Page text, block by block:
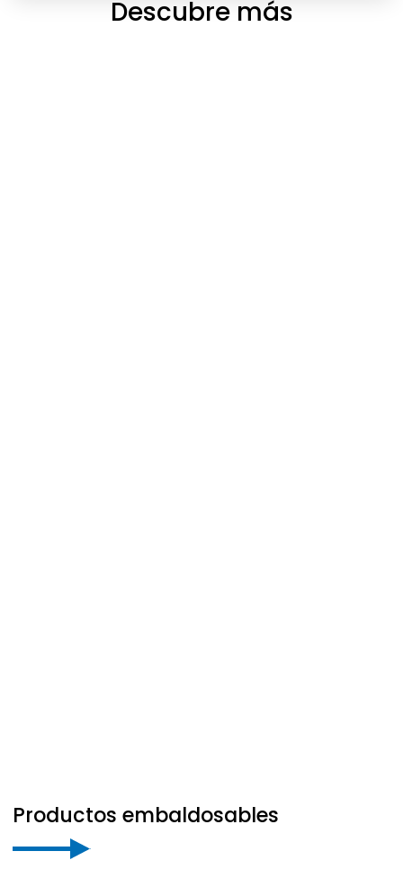
Descubre más
Productos embaldosables